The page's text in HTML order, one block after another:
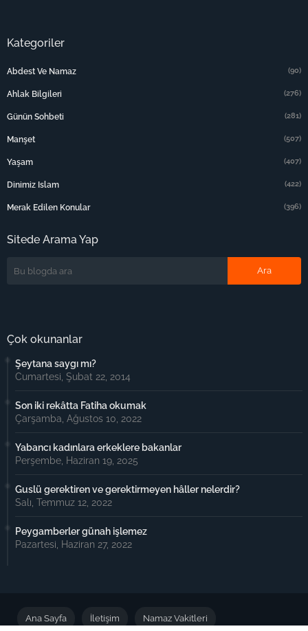
Kategoriler
Abdest Ve Namaz (90)
Ahlak Bilgileri (276)
Günün Sohbeti (281)
Manşet (507)
Yaşam (407)
Dinimiz Islam (422)
Merak Edilen Konular (396)
Sitede Arama Yap
Çok okunanlar
Şeytana saygı mı?
Cumartesi, Şubat 22, 2014
Son iki rekâtta Fatiha okumak
Çarşamba, Ağustos 10, 2022
Yabancı kadınlara erkeklere bakanlar
Perşembe, Haziran 19, 2025
Guslü gerektiren ve gerektirmeyen hâller nelerdir?
Salı, Temmuz 12, 2022
Peygamberler günah işlemez
Pazartesi, Haziran 27, 2022
Ana Sayfa İletişim Namaz Vakitleri